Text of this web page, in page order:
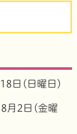
日(日曜日)
月2日(金曜